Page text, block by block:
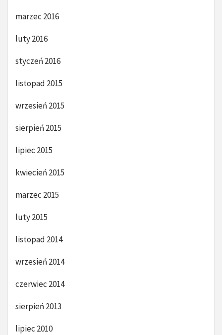
marzec 2016
luty 2016
styczeń 2016
listopad 2015
wrzesień 2015
sierpień 2015
lipiec 2015
kwiecień 2015
marzec 2015
luty 2015
listopad 2014
wrzesień 2014
czerwiec 2014
sierpień 2013
lipiec 2010